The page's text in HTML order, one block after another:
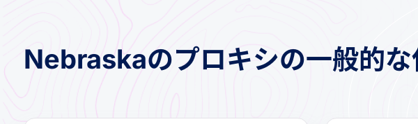
Nebraskaのプロキシの一般的な